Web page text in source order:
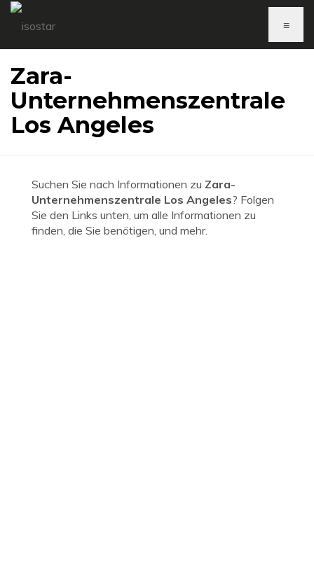
≡
Zara-
Unternehmenszentrale
Los Angeles
Suchen Sie nach Informationen zu Zara-
Unternehmenszentrale Los Angeles? Folgen
Sie den Links unten, um alle Informationen zu
finden, die Sie benötigen, und mehr.